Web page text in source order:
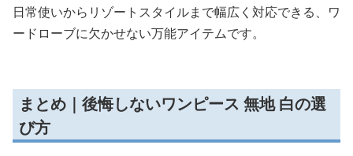
日常使いからリゾートスタイルまで幅広く対応できる、ワ
ードローブに欠かせない万能アイテムです。
まとめ｜後悔しないワンピース 無地 白の選
び方